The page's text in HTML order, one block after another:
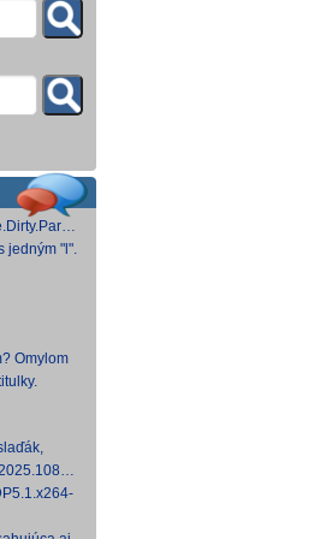
jedným "l".
Omylom
Robil
i
aj